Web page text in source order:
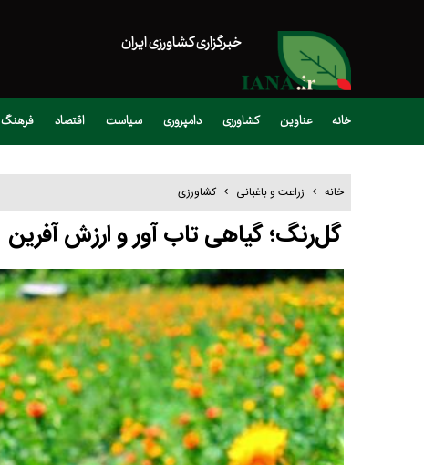
خبرگزاری کشاورزی ایران
خانه عناوین کشاورزی دامپروری سیاست اقتصاد فرهنگ
خانه زراعت و باغبانی کشاورزی
گل‌رنگ؛ گیاهی تاب آور و ارزش آفرین